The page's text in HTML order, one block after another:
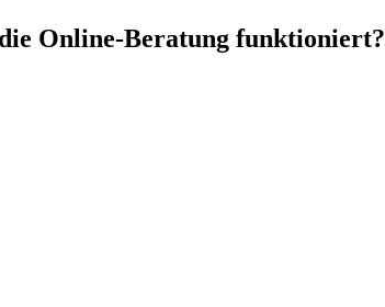
Online-Beratung funktioniert?